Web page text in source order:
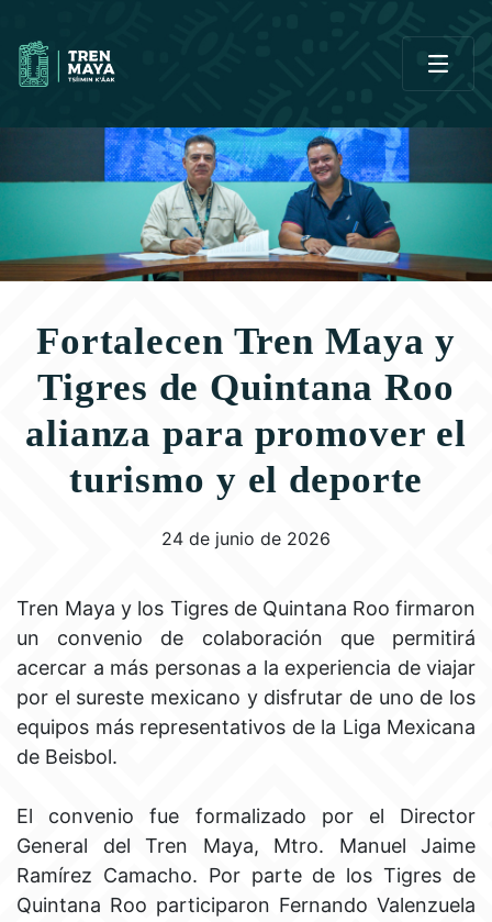
Fortalecen Tren Maya y
Tigres de Quintana Roo
alianza para promover el
turismo y el deporte
24 de junio de 2026
Tren Maya y los Tigres de Quintana Roo firmaron
un convenio de colaboración que permitirá
acercar a más personas a la experiencia de viajar
por el sureste mexicano y disfrutar de uno de los
equipos más representativos de la Liga Mexicana
de Beisbol.
El convenio fue formalizado por el Director
General del Tren Maya, Mtro. Manuel Jaime
Ramírez Camacho. Por parte de los Tigres de
Quintana Roo participaron Fernando Valenzuela